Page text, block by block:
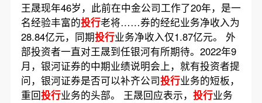
王晟现年46岁，此前在中金公司工作了20年，是一
名经验丰富的投行老将……券的经纪业务净收入为
28.84亿元，同期投行业务净收入仅1.87亿元。 外
部投资者一直对王晟到任银河有所期待。2022年9
月，银河证券的中期业绩说明会上，就有投资者提
问，银河证券是否可以补齐公司投行业务的短板，
重回投行业务的头部。 王晟回应表示， 投行业务